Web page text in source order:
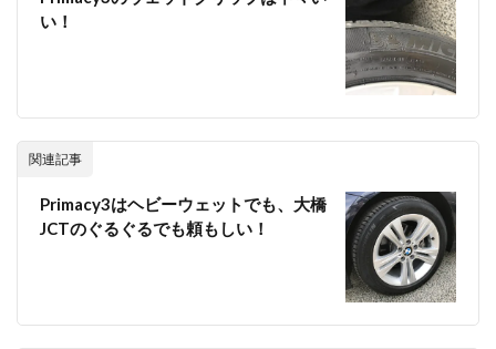
い！
関連記事
Primacy3はヘビーウェットでも、大橋
JCTのぐるぐるでも頼もしい！